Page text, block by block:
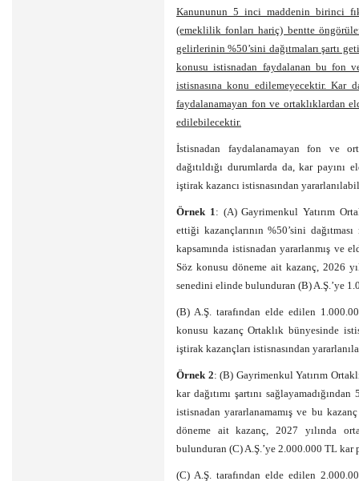
Kanununun 5 inci maddenin birinci
(emeklilik fonları hariç) bentte
gelirlerinin %50’sini dağıtmaları şartı
konusu istisnadan faydalanan bu fon
istisnasına konu edilemeyecektir. Kar
faydalanamayan fon ve ortaklıklardan
edilebilecektir.
İstisnadan faydalanamayan fon ve
dağıtıldığı durumlarda da, kar
iştirak kazancı istisnasından
Örnek 1: (A) Gayrimenkul Yatırım
ettiği kazançlarının %50’sini
kapsamında istisnadan yararlanmış ve
Söz konusu döneme ait kazanç, 2026
senedini elinde bulunduran (B) A.Ş.’ye
(B) A.Ş. tarafından elde edilen
konusu kazanç Ortaklık bünyesinde
iştirak kazançları istisnasından
Örnek 2: (B) Gayrimenkul Yatırım
kar dağıtımı şartını
istisnadan yararlanamamış ve bu
döneme ait kazanç, 2027 yılında
bulunduran (C) A.Ş.’ye 2.000.000 TL kar
(C) A.Ş. tarafından elde edilen